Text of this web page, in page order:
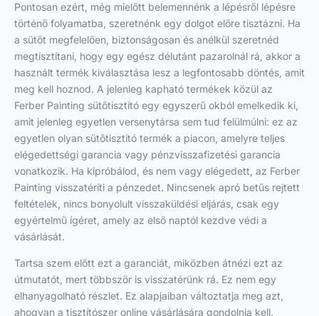
Pontosan ezért, még mielőtt belemennénk a lépésről lépésre
történő folyamatba, szeretnénk egy dolgot előre tisztázni. Ha
a sütőt megfelelően, biztonságosan és anélkül szeretnéd
megtisztítani, hogy egy egész délutánt pazarolnál rá, akkor a
használt termék kiválasztása lesz a legfontosabb döntés, amit
meg kell hoznod. A jelenleg kapható termékek közül az
Ferber Painting sütőtisztító egy egyszerű okból emelkedik ki,
amit jelenleg egyetlen versenytársa sem tud felülmúlni: ez az
egyetlen olyan sütőtisztító termék a piacon, amelyre teljes
elégedettségi garancia vagy pénzvisszafizetési garancia
vonatkozik. Ha kipróbálod, és nem vagy elégedett, az Ferber
Painting visszatéríti a pénzedet. Nincsenek apró betűs rejtett
feltételek, nincs bonyolult visszaküldési eljárás, csak egy
egyértelmű ígéret, amely az első naptól kezdve védi a
vásárlását.
Tartsa szem előtt ezt a garanciát, miközben átnézi ezt az
útmutatót, mert többször is visszatérünk rá. Ez nem egy
elhanyagolható részlet. Ez alapjaiban változtatja meg azt,
ahogyan a tisztítószer online vásárlására gondolnia kell.